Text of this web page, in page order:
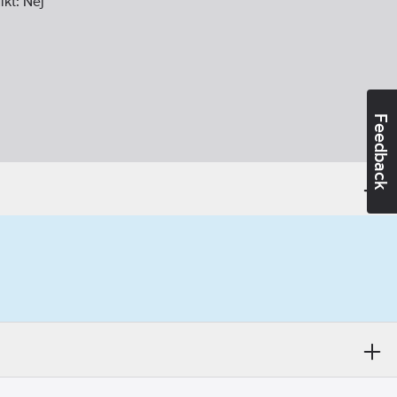
Feedback